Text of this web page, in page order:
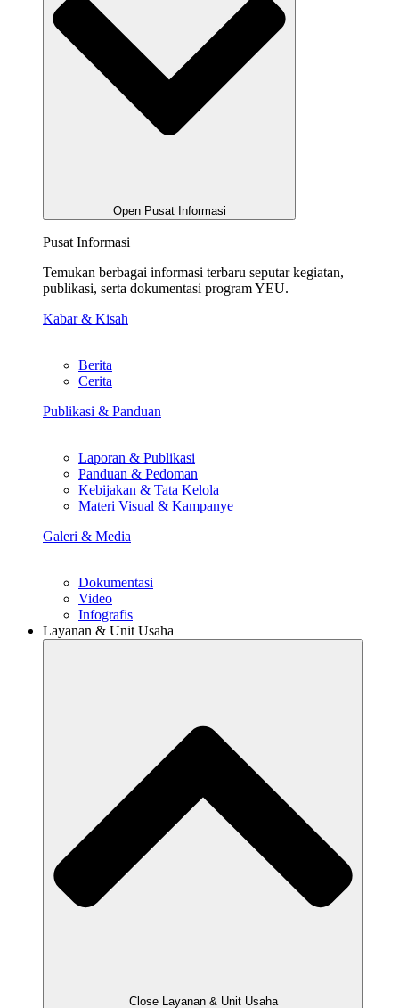
Open Pusat Informasi
Pusat Informasi
Temukan berbagai informasi terbaru seputar kegiatan,
publikasi, serta dokumentasi program YEU.
Kabar & Kisah
Berita
Cerita
Publikasi & Panduan
Laporan & Publikasi
Panduan & Pedoman
Kebijakan & Tata Kelola
Materi Visual & Kampanye
Galeri & Media
Dokumentasi
Video
Infografis
Layanan & Unit Usaha
Close Layanan & Unit Usaha